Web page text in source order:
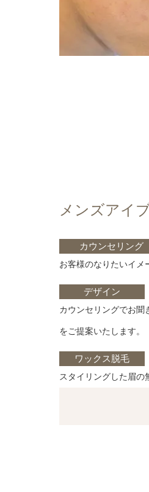
メンズアイ
カウンセリング
お客様のなりたいイメ
デザイン
カウンセリングでお聞
をご提案いたします。
ワックス脱毛
スタイリングした眉の